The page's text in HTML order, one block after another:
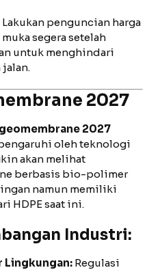
penguncian harga
segera setelah
untuk menghindari
2027
2027
oleh teknologi
akan melihat
berbasis bio-polimer
namun memiliki
HDPE saat ini.
Industri:
Lingkungan: Regulasi